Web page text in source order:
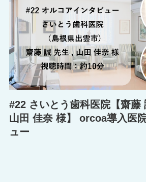
#22 さいとう歯科医院【齋藤
山田 佳奈 様】 orcoa導入医
ュー